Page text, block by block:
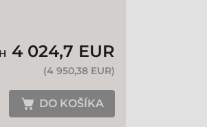
4 024,7 EUR
(4 950,38 EUR)
DO KOŠÍKA